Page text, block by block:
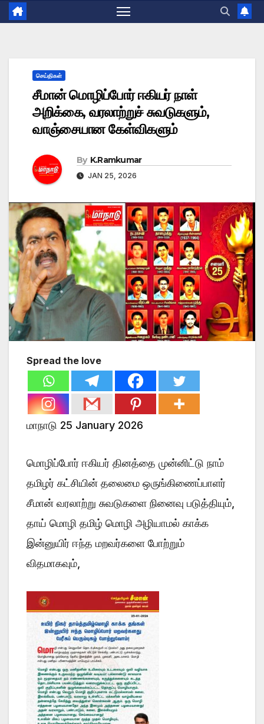
செய்திகள்
சீமான் மொழிப்போர் ஈகியர் நாள்
அறிக்கை, வரலாற்றுச் சுவடுகளும்,
வாஞ்சையான கேள்விகளும்
By K.Ramkumar
JAN 25, 2026
Spread the love
மாநாடு 25 January 2026
மொழிப்போர் ஈகியர் தினத்தை முன்னிட்டு நாம்
தமிழர் கட்சியின் தலைமை ஒருங்கிணைப்பாளர்
சீமான் வரலாற்று சுவடுகளை நினைவு படுத்தியும்,
தாய் மொழி தமிழ் மொழி அழியாமல் காக்க
இன்னுயிர் ஈந்த மறவர்களை போற்றும்
விதமாகவும்,